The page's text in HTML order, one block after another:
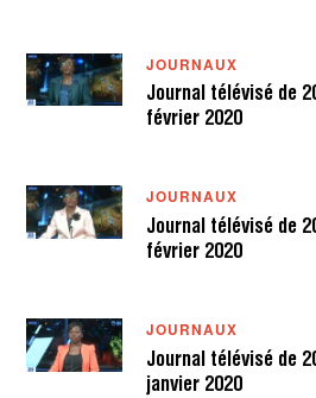
JOURNAUX
Journal télévisé de
février 2020
JOURNAUX
Journal télévisé de
février 2020
JOURNAUX
Journal télévisé de
janvier 2020